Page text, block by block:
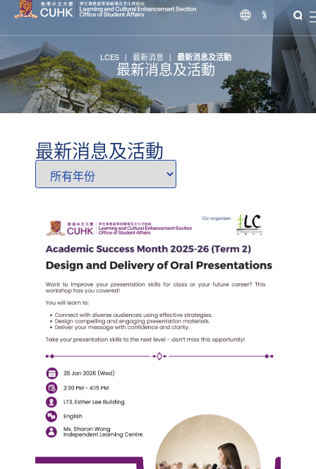
繁
LCES | 最新消息 | 最新消息及活動
最新消息及活動
最新消息及活動